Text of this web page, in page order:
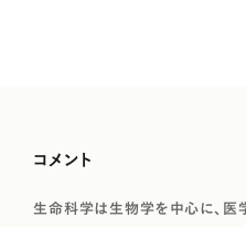
コメント
生命科学は生物学を中心に、医